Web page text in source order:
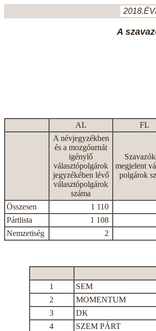
A
AL FL
A névjegyzékben
és a mozgóurnát
igénylő
választópolgárok
jegyzékében lévő
választópolgárok
száma
megjelent
polgárok
Összesen 1 110
Pártlista
1 108
Nemzetiség
2
1
SEM
2
MOMENTUM
3
DK
4
SZEM PÁRT